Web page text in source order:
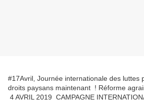
#17Avril, Journée internationale des luttes
droits paysans maintenant ! Réforme
4 AVRIL 2019 CAMPAGNE